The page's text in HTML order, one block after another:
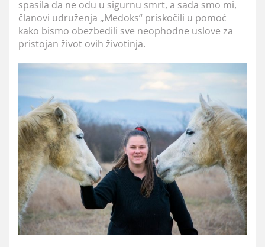
spasila da ne odu u sigurnu smrt, a sada smo mi,
članovi udruženja „Medoks“ priskočili u pomoć
kako bismo obezbedili sve neophodne uslove za
pristojan život ovih životinja.